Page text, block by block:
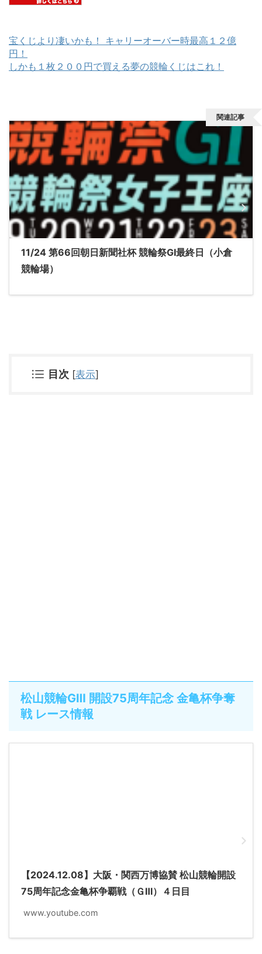
宝くじより凄いかも！ キャリーオーバー時最高１２億
円！
しかも１枚２００円で買える夢の競輪くじはこれ！
11/24 第66回朝日新聞社杯 競輪祭GⅠ最終日（小倉
競輪場）
関連記事
目次 [表示]
松山競輪GⅢ 開設75周年記念 金亀杯争奪
戦 レース情報
【2024.12.08】大阪・関西万博協賛 松山競輪開設
75周年記念金亀杯争覇戦（ＧⅢ）４日目
www.youtube.com